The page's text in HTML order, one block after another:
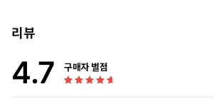
리뷰
4.7 구매자 별점